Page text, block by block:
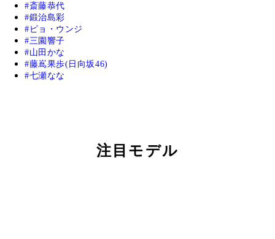
斎藤恭代
鍛治島彩
ピョ・ウンジ
三園響子
山田かな
藤嶌果歩(日向坂46)
七瀬なな
注目モデル